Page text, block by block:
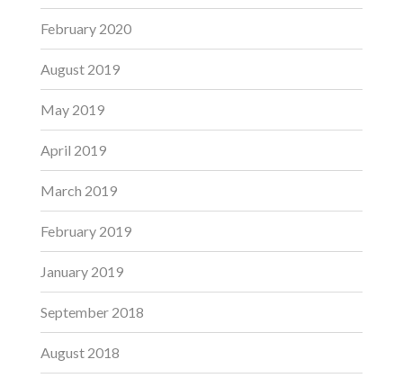
February 2020
August 2019
May 2019
April 2019
March 2019
February 2019
January 2019
September 2018
August 2018